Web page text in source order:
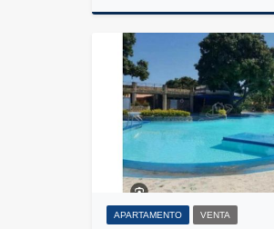
$700.000.000
APARTAMENTO VENTA